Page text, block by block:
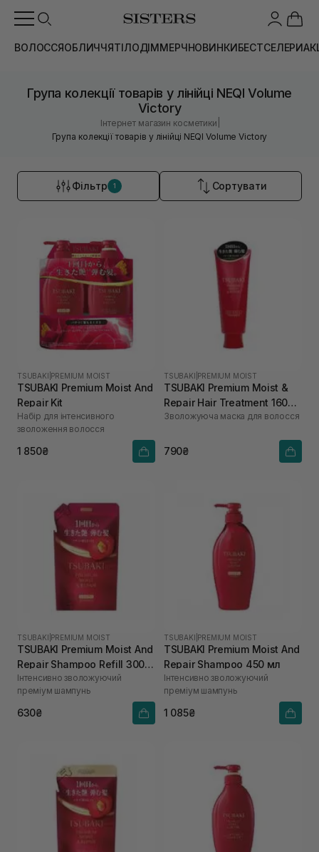
ВОЛОССЯОБЛИЧЧЯТІЛОДІММЕРЧНОВИНКИБЕСТСЕЛЕРИ
Група колекції товарів у лінійці NEQI Volume
Victory
Інтернет магазин косметики
Група колекції товарів у лінійці NEQI Volume Victory
Фільтр 1 Сортувати
TSUBAKI PREMIUM MOIST
TSUBAKI Premium Moist And
Repair Kit
Набір для інтенсивного
зволоження волосся
1 850₴
TSUBAKI PREMIUM MOIST
TSUBAKI Premium Moist &
Repair Hair Treatment 160
мл
Зволожуюча маска для волосся
790₴
TSUBAKI PREMIUM MOIST
TSUBAKI Premium Moist And
Repair Shampoo Refill 300
мл
Інтенсивно зволожуючий
преміум шампунь
630₴
TSUBAKI PREMIUM MOIST
TSUBAKI Premium Moist And
Repair Shampoo 450 мл
Інтенсивно зволожуючий
преміум шампунь
1 085₴